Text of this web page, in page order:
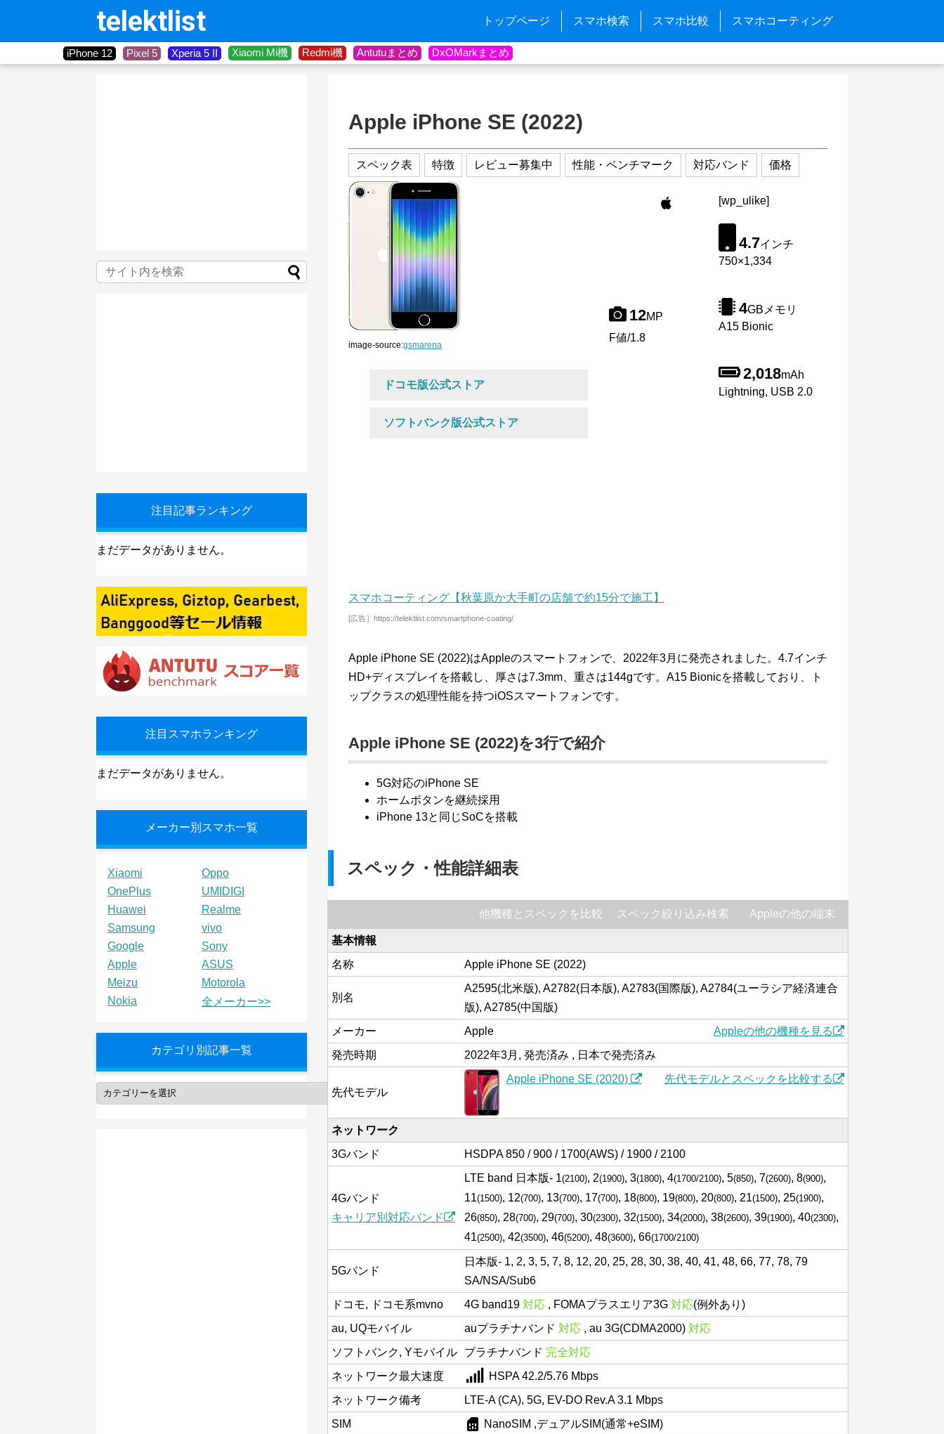
telektlist トップページ スマホ検索 スマホ比較 スマホコーティング
iPhone 12 Pixel 5 Xperia 5 II Xiaomi Mi機 Redmi機 Antutuまとめ DxOMarkまとめ
Apple iPhone SE (2022)
スペック表 特徴 レビュー募集中 性能・ベンチマーク 対応バンド 価格
image-source:gsmarena
[wp_ulike]
4.7インチ
750×1,334
12MP
F値/1.8
4GBメモリ
A15 Bionic
2,018mAh
Lightning, USB 2.0
ドコモ版公式ストア
ソフトバンク版公式ストア
スマホコーティング【秋葉原か大手町の店舗で約15分で施工】
[広告］https://telektlist.com/smartphone-coating/
Apple iPhone SE (2022)はAppleのスマートフォンで、2022年3月に発売されました。4.7インチ
HD+ディスプレイを搭載し、厚さは7.3mm、重さは144gです。A15 Bionicを搭載しており、ト
ップクラスの処理性能を持つiOSスマートフォンです。
Apple iPhone SE (2022)を3行で紹介
5G対応のiPhone SE
ホームボタンを継続採用
iPhone 13と同じSoCを搭載
スペック・性能詳細表
Appleの他の端末
スペック絞り込み検索
他機種とスペックを比較
基本情報
名称
Apple iPhone SE (2022)
別名
A2595(北米版), A2782(日本版), A2783(国際版), A2784(ユーラシア経済連合
版), A2785(中国版)
メーカー
Apple
Appleの他の機種を見る
発売時期
2022年3月, 発売済み , 日本で発売済み
先代モデル
Apple iPhone SE (2020) 先代モデルとスペックを比較する
ネットワーク
3Gバンド
HSDPA 850 / 900 / 1700(AWS) / 1900 / 2100
4Gバンド
キャリア別対応バンド
LTE band 日本版- 1(2100), 2(1900), 3(1800), 4(1700/2100), 5(850), 7(2600), 8(900),
11(1500), 12(700), 13(700), 17(700), 18(800), 19(800), 20(800), 21(1500), 25(1900),
26(850), 28(700), 29(700), 30(2300), 32(1500), 34(2000), 38(2600), 39(1900), 40(2300),
41(2500), 42(3500), 46(5200), 48(3600), 66(1700/2100)
5Gバンド
日本版- 1, 2, 3, 5, 7, 8, 12, 20, 25, 28, 30, 38, 40, 41, 48, 66, 77, 78, 79
SA/NSA/Sub6
ドコモ, ドコモ系mvno
4G band19 対応 , FOMAプラスエリア3G 対応(例外あり)
au, UQモバイル
auプラチナバンド 対応 , au 3G(CDMA2000) 対応
ソフトバンク, Yモバイル
プラチナバンド 完全対応
ネットワーク最大速度
HSPA 42.2/5.76 Mbps
ネットワーク備考
LTE-A (CA), 5G, EV-DO Rev.A 3.1 Mbps
SIM
sim_card NanoSIM ,デュアルSIM(通常+eSIM)
注目記事ランキング
まだデータがありません。
注目スマホランキング
まだデータがありません。
メーカー別スマホ一覧
Xiaomi
Oppo
OnePlus
UMIDIGI
Huawei
Realme
Samsung
vivo
Google
Sony
Apple
ASUS
Meizu
Motorola
Nokia
全メーカー>>
カテゴリ別記事一覧